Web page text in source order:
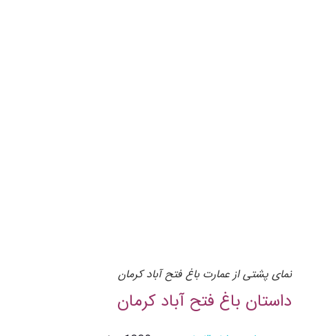
نمای پشتی از عمارت باغ فتح آباد کرمان
داستان باغ فتح آباد کرمان